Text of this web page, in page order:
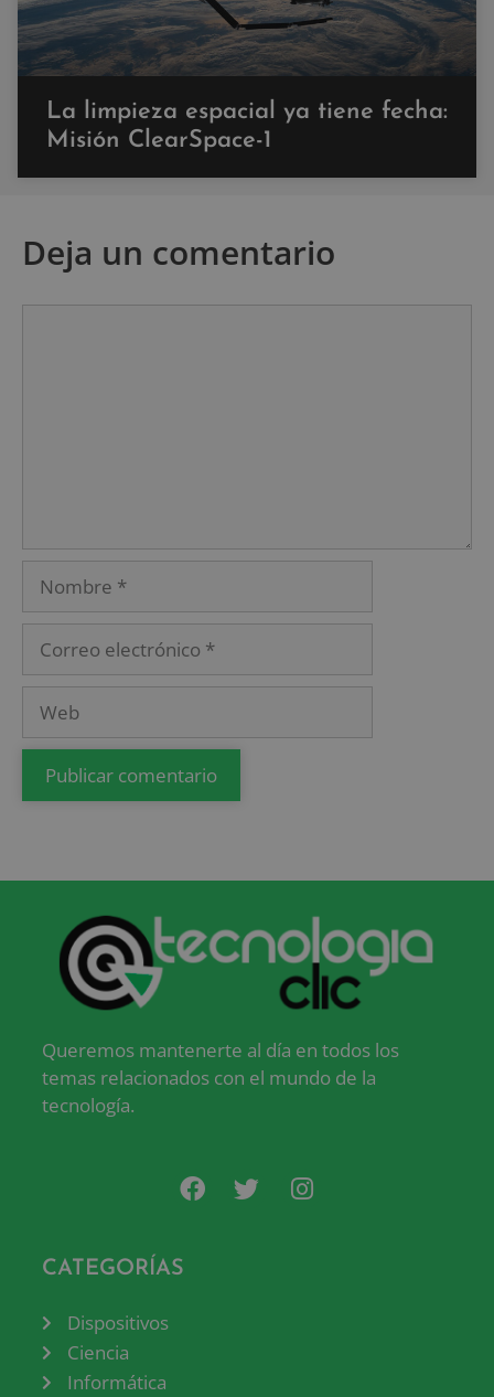
La limpieza espacial ya tiene fecha:
Misión ClearSpace-1
Deja un comentario
Queremos mantenerte al día en todos los
temas relacionados con el mundo de la
tecnología.
CATEGORÍAS
Dispositivos
Ciencia
Informática